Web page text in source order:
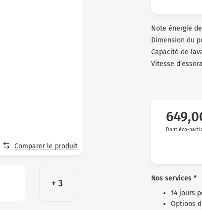
+ 3
Comparer le produit
Note énergie
Dimension du
Capacité de
Vitesse
Dont éco-
Nos services *
14 jours
Options